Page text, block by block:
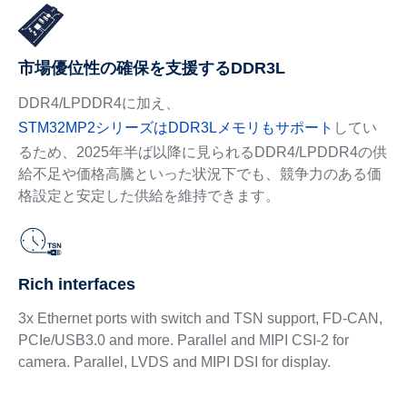
市場優位性の確保を支援するDDR3L
DDR4/LPDDR4に加え、
STM32MP2シリーズはDDR3Lメモリもサポート してい
るため、2025年半ば以降に見られるDDR4/LPDDR4の供
給不足や価格高騰といった状況下でも、競争力のある価
格設定と安定した供給を維持できます。
Rich interfaces
3x Ethernet ports with switch and TSN support, FD-CAN,
PCIe/USB3.0 and more. Parallel and MIPI CSI-2 for
camera. Parallel, LVDS and MIPI DSI for display.